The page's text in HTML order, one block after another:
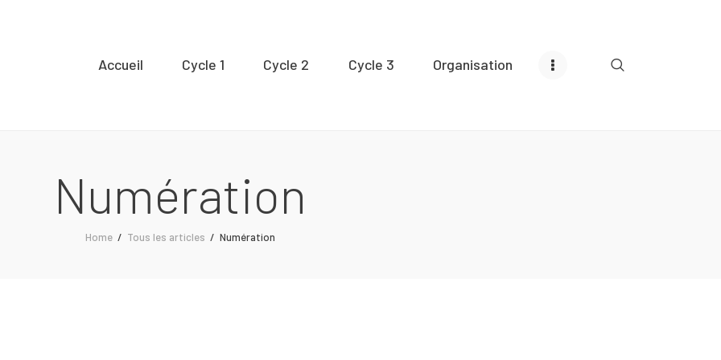
Accueil Cycle 1 Cycle 2 Cycle 3 Organisation
Numération
Home Tous les articles Numération
2